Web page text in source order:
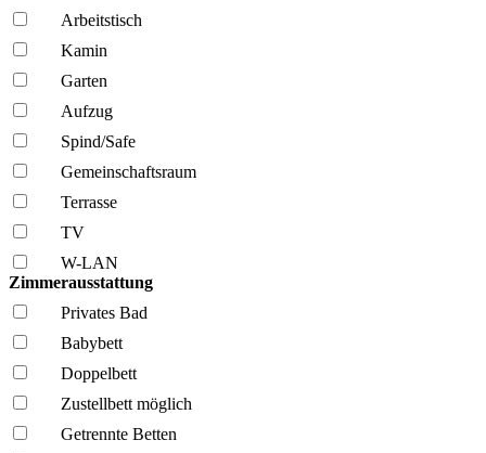
Arbeitstisch
Kamin
Garten
Aufzug
Spind/Safe
Gemeinschafts­raum
Terrasse
TV
W-LAN
Zimmerausstattung
Privates Bad
Babybett
Doppelbett
Zustellbett möglich
Getrennte Betten